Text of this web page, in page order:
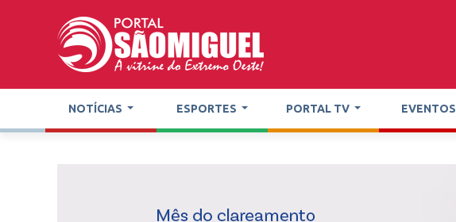
NOTÍCIAS ESPORTES PORTAL TV EVENTOS